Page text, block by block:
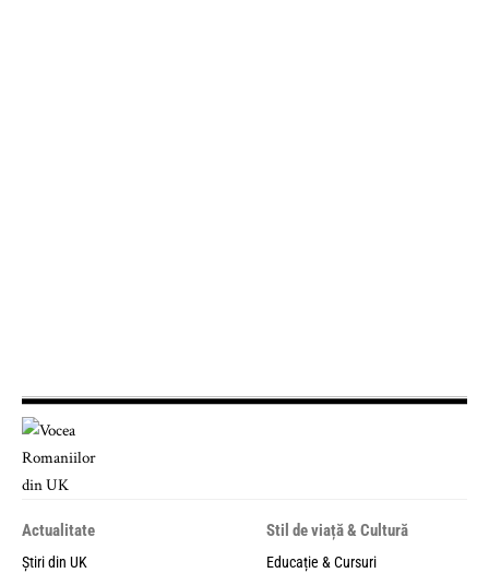
Actualitate
Știri din UK
Stil de viață & Cultură
Educație & Cursuri